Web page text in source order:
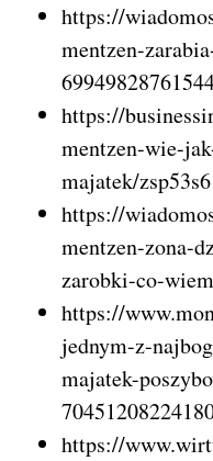
https://
mentzen-
https://
mentzen-wie-
majatek/zsp53s6
https://
mentzen-zona-
zarobki-co-
https://
jednym-z-
majatek-
https://